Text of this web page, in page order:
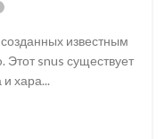
известным
Этот snus существует
хара...